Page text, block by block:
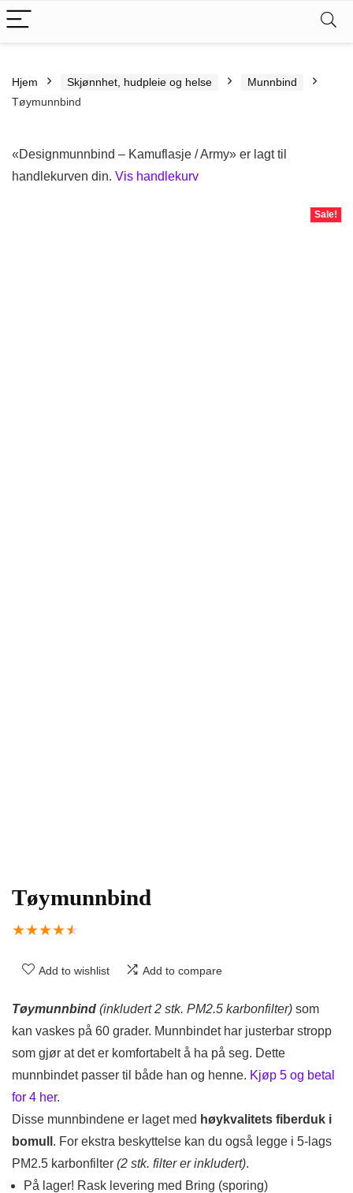
Hjem Skjønnhet, hudpleie og helse
Munnbind
Tøymunnbind
«Designmunnbind – Kamuflasje / Army» er lagt til
handlekurven din. Vis handlekurv
Sale!
Tøymunnbind
★★★★★
Add to wishlist Add to compare
Tøymunnbind (inkludert 2 stk. PM2.5 karbonfilter) som
kan vaskes på 60 grader. Munnbindet har justerbar stropp
som gjør at det er komfortabelt å ha på seg. Dette
munnbindet passer til både han og henne. Kjøp 5 og betal
for 4 her.
Disse munnbindene er laget med høykvalitets fiberduk i
bomull . For ekstra beskyttelse kan du også legge i 5-lags
PM2.5 karbonfilter (2 stk. filter er inkludert).
På lager! Rask levering med Bring (sporing)